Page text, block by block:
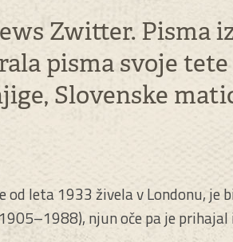
Zwitter. Pisma iz
pisma svoje
Slovenske
leta 1933 živela v Londonu, je
njun oče pa je prihajal